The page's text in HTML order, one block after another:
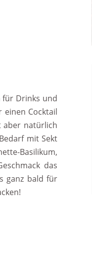
für Drinks und
Cocktail
aber natürlich
mit Sekt
Basilikum,
das
ganz bald für